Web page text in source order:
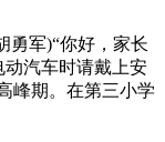
勇军)“你好，家长
汽车时请戴上安
峰期。在第三小学